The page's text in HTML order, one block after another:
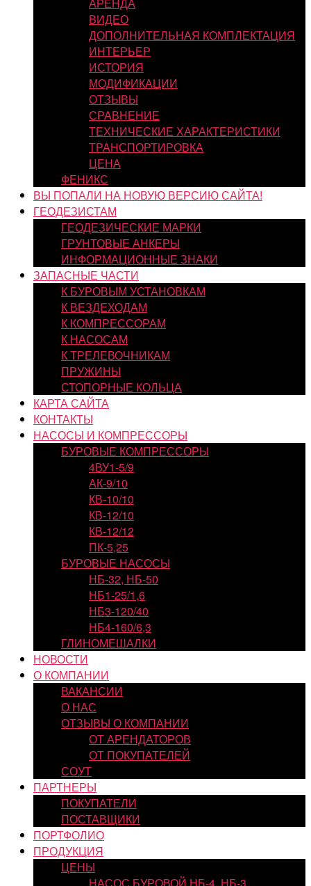
ВИДЕО
ДОПОЛНИТЕЛЬНАЯ КОМПЛЕКТАЦИЯ
ИНТЕРЬЕР
ИСТОРИЯ
МОДИФИКАЦИИ
ОТЗЫВЫ
СРАВНЕНИЕ
ТЕХНИЧЕСКИЕ ХАРАКТЕРИСТИКИ
ТРАНСПОРТИРОВКА
ЦЕНА
ФЕНИКС
ВЫ ПОПАЛИ НА НОВУЮ ВЕРСИЮ САЙТА!
ГЕОДЕЗИСТАМ
ГЕОДЕЗИЧЕСКИЕ МАРКИ
ГРУНТОВЫЕ АНКЕРЫ
ИНФОРМАЦИОННЫЕ ЗНАКИ
ЗАПАСНЫЕ ЧАСТИ
К БУРОВЫМ УСТАНОВКАМ
К ВЕЗДЕХОДАМ
К КОМПРЕССОРАМ
К НАСОСАМ
К ТРЕЛЕВОЧНИКАМ
ПРУЖИНЫ
СТОПОРНЫЕ КОЛЬЦА
КАРТА САЙТА
КОНТАКТЫ
НАСОСЫ И КОМПРЕССОРЫ
БУРОВЫЕ КОМПРЕССОРЫ
4ВУ1-5/9
АК-9/10
КВ-10/10
КВ-12/10
КВ-12/12
ПК-5,25
БУРОВЫЕ НАСОСЫ
НБ-32, НБ-50
НБ1-25/1,6
НБ3-120/40
НБ4-160/6,3
ГЛИНОМЕШАЛКИ
НОВОСТИ
О КОМПАНИИ
ВАКАНСИИ
О НАС
ОТЗЫВЫ О КОМПАНИИ
ОТ АРЕНДАТОРОВ
ОТ ПОКУПАТЕЛЕЙ
СОУТ
ПАРТНЕРЫ
ПОКУПАТЕЛИ
ПОСТАВЩИКИ
ПОРТФОЛИО
ПРОДУКЦИЯ
ЦЕНЫ